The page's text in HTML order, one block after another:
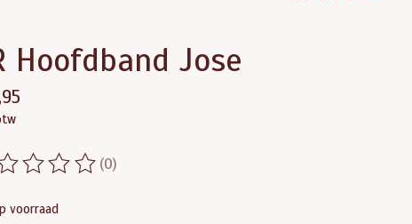
Hoofdband Jose
van dit product is
(0)
voorraad